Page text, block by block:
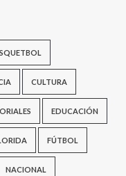
CULTURA
EDUCACIÓN
FÚTBOL
NACIONAL